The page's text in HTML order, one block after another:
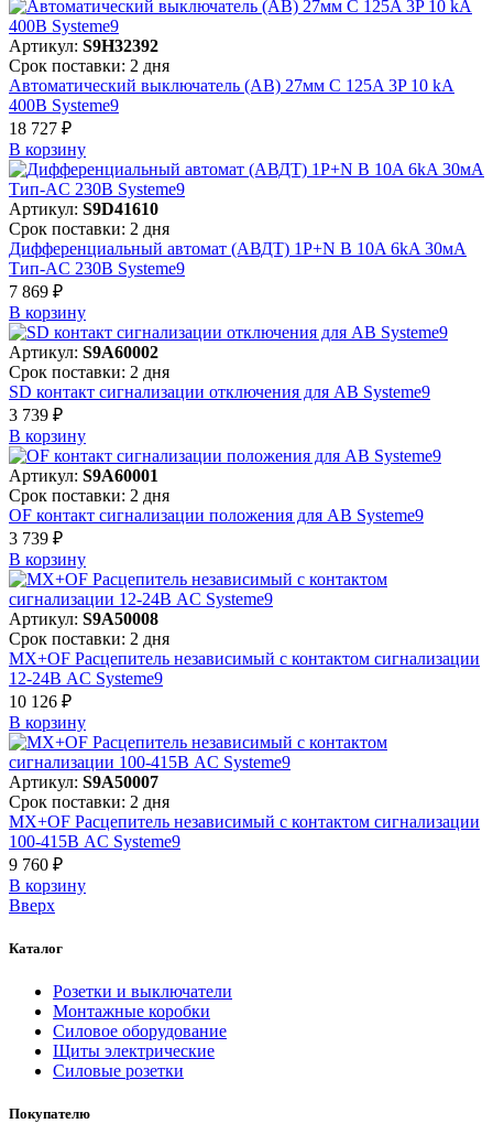
Артикул: S9H32392
Срок поставки: 2 дня
Автоматический выключатель (АВ) 27мм C 125A 3P 10 kA
400В Systeme9
18 727 ₽
В корзинy
Артикул: S9D41610
Срок поставки: 2 дня
Дифференциальный автомат (АВДТ) 1P+N B 10A 6kA 30мА
Тип-AC 230В Systeme9
7 869 ₽
В корзинy
Артикул: S9A60002
Срок поставки: 2 дня
SD контакт сигнализации отключения для АВ Systeme9
3 739 ₽
В корзинy
Артикул: S9A60001
Срок поставки: 2 дня
OF контакт сигнализации положения для АВ Systeme9
3 739 ₽
В корзинy
Артикул: S9A50008
Срок поставки: 2 дня
MX+OF Расцепитель независимый с контактом сигнализации
12-24В AC Systeme9
10 126 ₽
В корзинy
Артикул: S9A50007
Срок поставки: 2 дня
MX+OF Расцепитель независимый с контактом сигнализации
100-415В AC Systeme9
9 760 ₽
В корзинy
Вверх
Каталог
Розетки и выключатели
Монтажные коробки
Силовое оборудование
Щиты электрические
Силовые розетки
Покупателю